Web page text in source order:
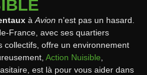
à Avion n’est pas un hasard.
France, avec ses quartiers
collectifs, offre un environnement
Action Nuisible
est là pour vous aider dans